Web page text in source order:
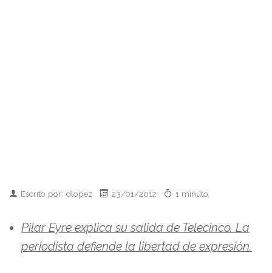
Escrito por: dlopez 23/01/2012 1 minuto
Pilar Eyre explica su salida de Telecinco. La
periodista defiende la libertad de expresión.